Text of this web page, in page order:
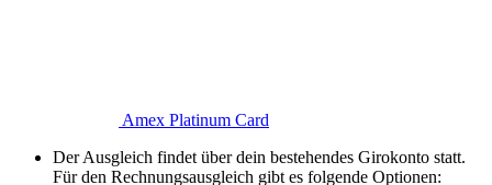
Amex Platinum Card
Der Ausgleich findet über dein bestehendes Girokonto statt.
Für den Rechnungsausgleich gibt es folgende Optionen: